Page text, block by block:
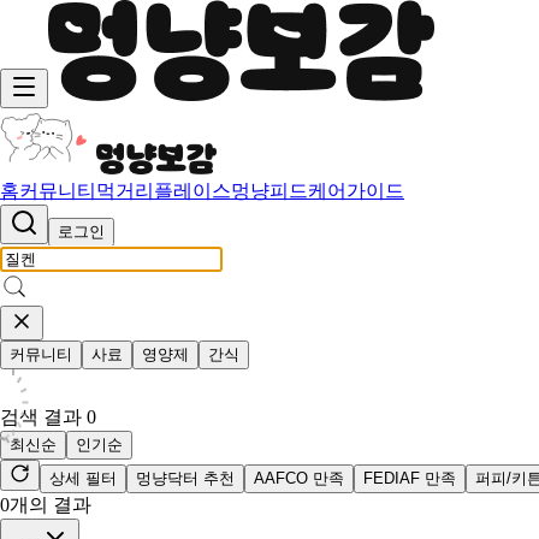
홈커뮤니티 먹거리 플레이스멍냥피드케어가이드
로그인
커뮤니티 사료 영양제 간식
검색 결과 0
최신순
인기순
상세 필터
멍냥닥터 추천 AAFCO 만족 FEDIAF 만족 퍼피/키
0개의 결과